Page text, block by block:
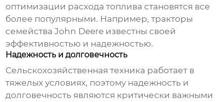
оптимизации расхода топлива становятся все
более популярными. Например, тракторы
семейства John Deere известны своей
эффективностью и надежностью.
Надежность и долговечность
Сельскохозяйственная техника работает в
тяжелых условиях, поэтому надежность и
долговечность являются критически важными